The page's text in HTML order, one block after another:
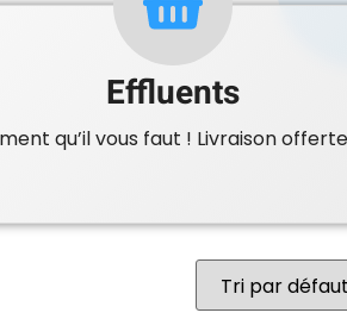
Effluents
qu’il vous faut ! Livraison